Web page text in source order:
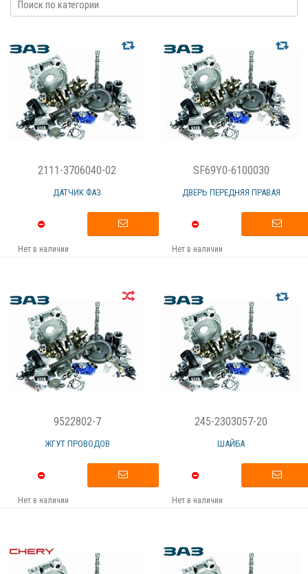
2111-3706040-02
ДАТЧИК ФАЗ
Нет в наличии
SF69Y0-6100030
ДВЕРЬ ПЕРЕДНЯЯ ПРАВАЯ
Нет в наличии
9522802-7
ЖГУТ ПРОВОДОВ
Нет в наличии
245-2303057-20
ШАЙБА
Нет в наличии